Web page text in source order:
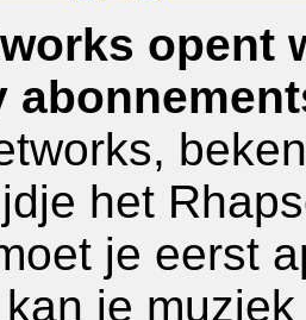
opent
het
je eerst
je